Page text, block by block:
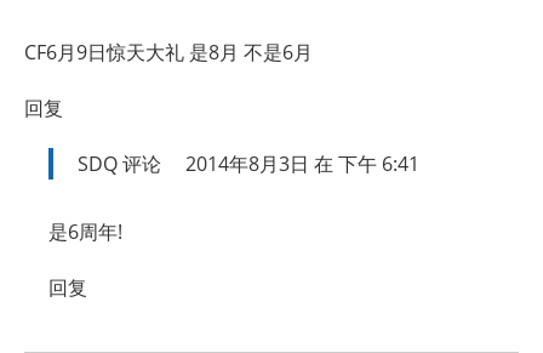
CF6月9日惊天大礼 是8月 不是6月
回复
SDQ评论 2014年8月3日 在 下午 6:41
是6周年!
回复